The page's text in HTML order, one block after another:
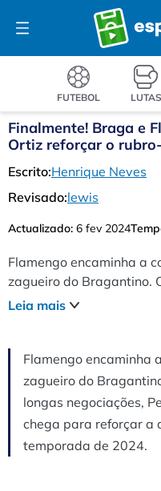
para
o
Menu
FUTEBOL LUTAS
Finalmente! Braga e
Ortiz reforçar o
Escrito:Henrique Neves
Revisado:lewis
Actualizado: 6 fev 2024
Flamengo encaminha a
zagueiro do Bragantino.
longas negociações,
Leia mais
Flamengo encaminha
zagueiro do
longas negociações,
chega para reforçar a
temporada de 2024.